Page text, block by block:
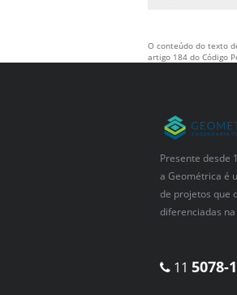
O conteúdo do texto
artigo 184 do Código
Presente desde
a Geométrica é
de projetos que
diferenciadas
11 5078-